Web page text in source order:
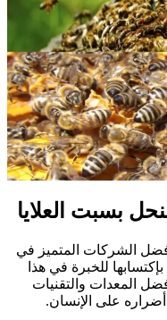
الشركات المتميز في
للخبرة في هذا
المعدات والتقنيات
على الإنسان.